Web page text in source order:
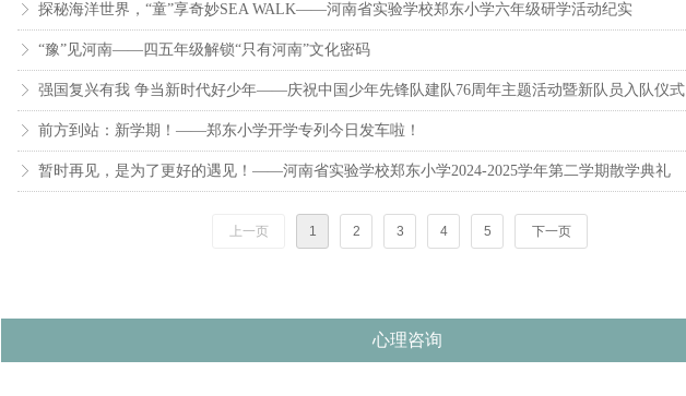
ꁕ 探秘海洋世界，“童”享奇妙SEA WALK——河南省实验学校郑东小学六年级研学活动纪实
ꁕ “豫”见河南——四五年级解锁“只有河南”文化密码
ꁕ 强国复兴有我 争当新时代好少年——庆祝中国少年先锋队建队76周年主题活动暨新队员入队仪式
ꁕ 前方到站：新学期！——郑东小学开学专列今日发车啦！
ꁕ 暂时再见，是为了更好的遇见！——河南省实验学校郑东小学2024-2025学年第二学期散学典礼
上一页 1 2 3 4 5 下一页
心理咨询